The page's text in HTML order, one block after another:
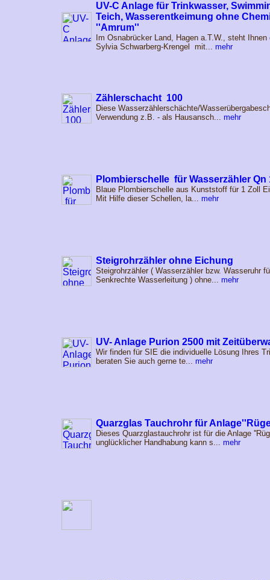
UV-C Anlage für Trinkwasser,
Teich, Wasserentkeimung ohne
''Amrum''
Im Osnabrücker Land, Hagen a.T.W., steht
Sylvia Schwarberg-Krengel mit... mehr
Zählerschacht 100
Diese Wasserzählerschächte/
Verwendung z.B. - als Hausansch... mehr
Plombierschelle für Wasserzähler Qn
Blaue Plombierschelle aus Kunststoff für 1 Zoll
Mit Hilfe dieser Schellen, la... mehr
Steigrohrzähler ohne Eichung
Steigrohrzähler ( Wasserzähler bzw. Wasseruhr
Senkrechte Wasserleitung ) ohne... mehr
UV- Anlage Purion 2500 mit
Wir finden für SIE die individuelle Lösung Ihres
beraten Sie auch gerne te... mehr
Quarzglas Tauchrohr für
Dieses Quarzglastauchrohr ist für die Anlage
unglücklicher Handhabung kann s... mehr